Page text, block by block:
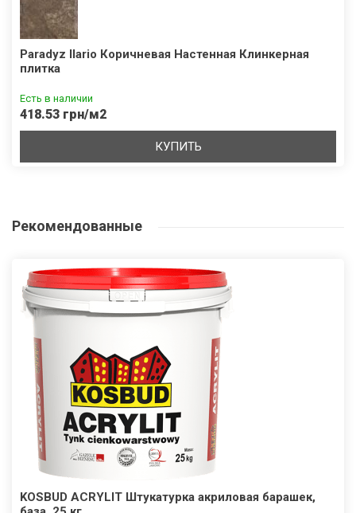
Paradyz Ilario Коричневая Настенная Клинкерная
плитка
Есть в наличии
418.53 грн/м2
КУПИТЬ
Рекомендованные
KOSBUD ACRYLIT Штукатурка акриловая барашек,